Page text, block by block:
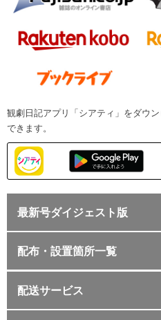
観劇日記アプリ「シアティ」をダウ
できます。
最新号ダイジェスト版
配布・設置箇所一覧
配送サービス